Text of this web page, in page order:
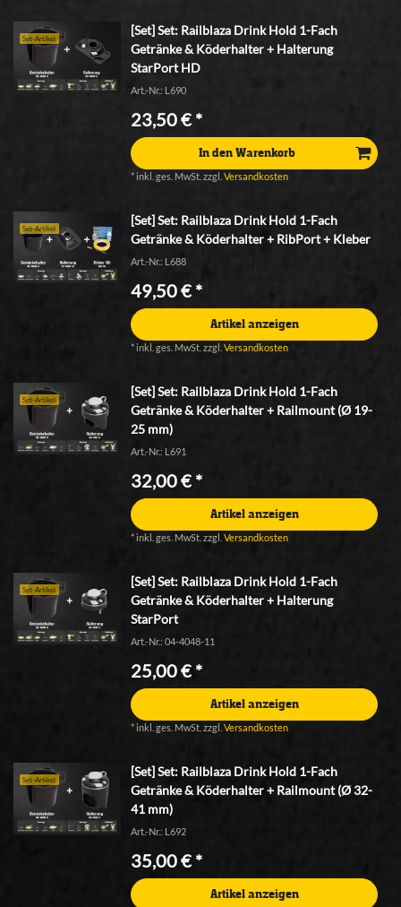
Set-Artikel
[Set] Set: Railblaza Drink Hold 1-Fach
Getränke & Köderhalter + Halterung
StarPort HD
Art.-Nr.: L690
23,50 € *
In den Warenkorb
* inkl. ges. MwSt. zzgl.Versandkosten
Set-Artikel
[Set] Set: Railblaza Drink Hold 1-Fach
Getränke & Köderhalter + RibPort + Kleber
Art.-Nr.: L688
49,50 € *
Artikel anzeigen
*inkl. ges. MwSt. zzgl.Versandkosten
Set-Artikel
[Set] Set: Railblaza Drink Hold 1-Fach
Getränke & Köderhalter + Railmount (Ø 19-
25 mm)
Art.-Nr.: L691
32,00 € *
Artikel anzeigen
* inkl. ges. MwSt. zzgl.Versandkosten
Set-Artikel
[Set] Set: Railblaza Drink Hold 1-Fach
Getränke & Köderhalter + Halterung
StarPort
Art.-Nr.: 04-4048-11
25,00 € *
Artikel anzeigen
* inkl. ges. MwSt. zzgl.Versandkosten
Set-Artikel
[Set] Set: Railblaza Drink Hold 1-Fach
Getränke & Köderhalter + Railmount (Ø 32-
41 mm)
Art.-Nr.: L692
35,00 € *
Artikel anzeigen